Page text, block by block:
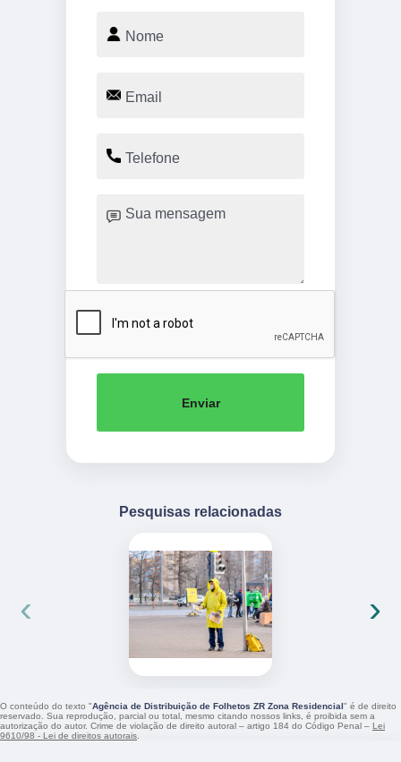
Enviar
Pesquisas relacionadas
‹ ›
O conteúdo do texto "Agência de Distribuição de Folhetos ZR Zona Residencial" é de direito
reservado. Sua reprodução, parcial ou total, mesmo citando nossos links, é proibida sem a
autorização do autor. Crime de violação de direito autoral – artigo 184 do Código Penal – Lei
9610/98 - Lei de direitos autorais